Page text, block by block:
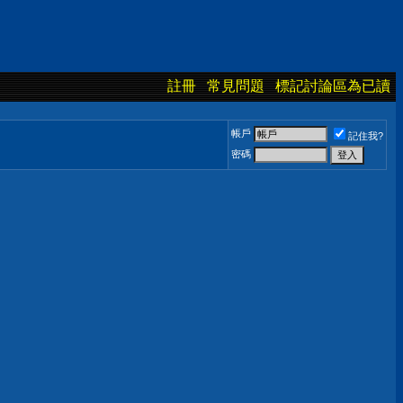
註冊 常見問題 標記討論區為已讀
帳戶
記住我?
密碼